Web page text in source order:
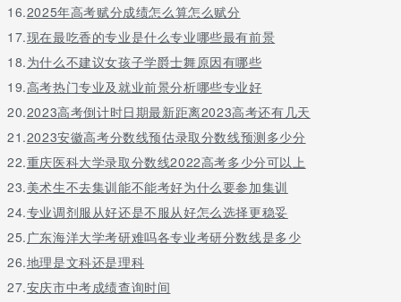
16.2025年高考赋分成绩怎么算怎么赋分
17.现在最吃香的专业是什么专业哪些最有前景
18.为什么不建议女孩子学爵士舞原因有哪些
19.高考热门专业及就业前景分析哪些专业好
20.2023高考倒计时日期最新距离2023高考还有几天
21.2023安徽高考分数线预估录取分数线预测多少分
22.重庆医科大学录取分数线2022高考多少分可以上
23.美术生不去集训能不能考好为什么要参加集训
24.专业调剂服从好还是不服从好怎么选择更稳妥
25.广东海洋大学考研难吗各专业考研分数线是多少
26.地理是文科还是理科
27.安庆市中考成绩查询时间